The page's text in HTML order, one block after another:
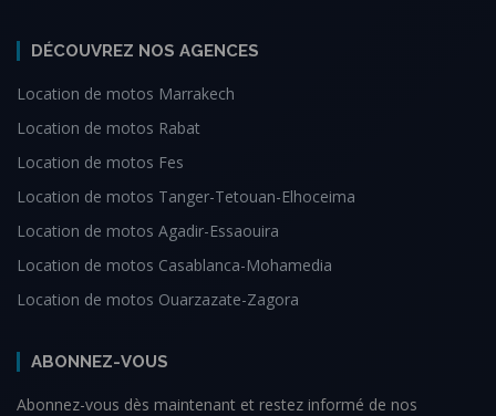
DÉCOUVREZ NOS AGENCES
Location de motos Marrakech
Location de motos Rabat
Location de motos Fes
Location de motos Tanger-Tetouan-Elhoceima
Location de motos Agadir-Essaouira
Location de motos Casablanca-Mohamedia
Location de motos Ouarzazate-Zagora
ABONNEZ-VOUS
Abonnez-vous dès maintenant et restez informé de nos